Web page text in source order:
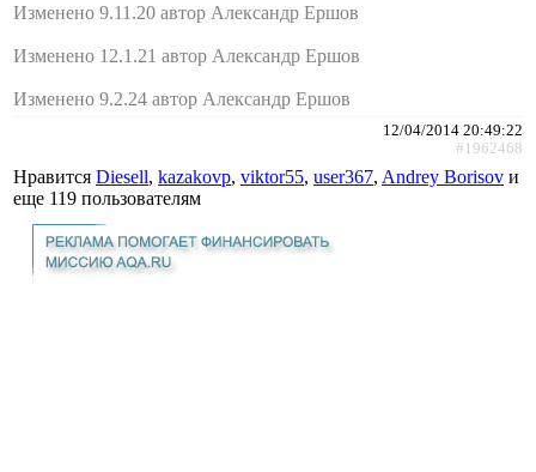
Изменено 9.11.20 автор Александр Ершов
Изменено 12.1.21 автор Александр Ершов
Изменено 9.2.24 автор Александр Ершов
12/04/2014 20:49:22
#1962468
Нравится Diesell, kazakovp, viktor55, user367, Andrey Borisov и
еще 119 пользователям